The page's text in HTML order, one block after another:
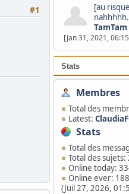
[au
TamTam
[Jan 31, 2021,
Stats
Membres
Total des
Latest:
Stats
Total des
Total des sujets:
Online today:
Online ever:
(Juil 27, 2026,
#1